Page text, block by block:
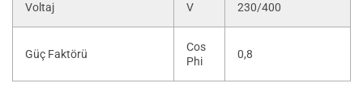
Voltaj V 230/400
Güç Faktörü
Cos
Phi
0,8